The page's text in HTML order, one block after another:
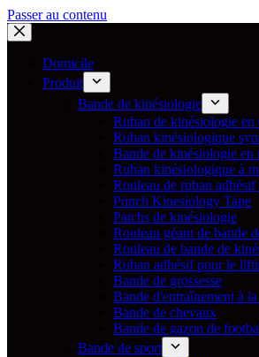
Passer au contenu
Domicile
Produit
Bande de kinésiologie
Ruban de kinésiologie en
Ruban kinésiologique
Bande de kinésiologie en
Ruban kinésiologique à
Rouleau de ruban adhésif
Punch Kinesiology Tape
Patchs de kinésiologie
Rouleau géant de bande
Rouleau de bande de
Ruban adhésif pour le
Bande de grossesse
Bande d'entraînement à
Bande de chevaux
Bande de gazon de
Bande de sport